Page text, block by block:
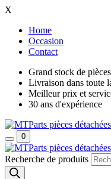
X
Home
Occasion
Contact
Grand stock de
Livraison dans toute
Meilleur prix et
30 ans d'expérience
0
Recherche de produits